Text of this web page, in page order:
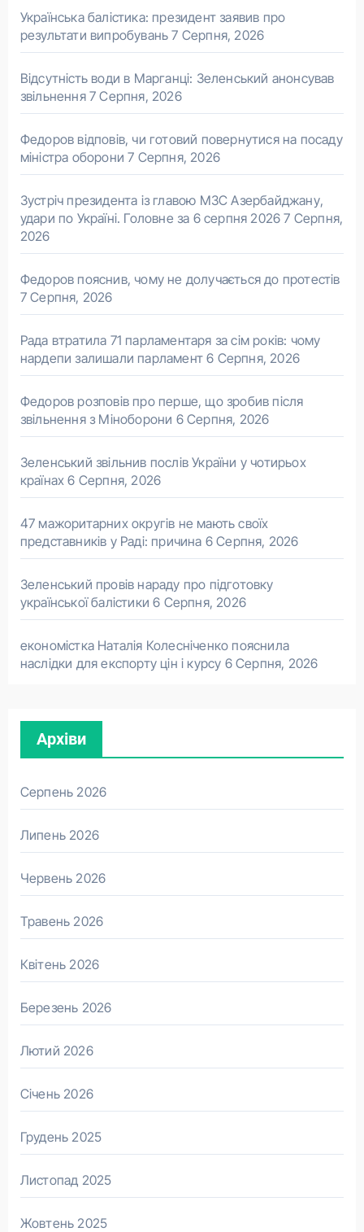
Українська балістика: президент заявив про
результати випробувань 7 Серпня, 2026
Відсутність води в Марганці: Зеленський анонсував
звільнення 7 Серпня, 2026
Федоров відповів, чи готовий повернутися на посаду
міністра оборони 7 Серпня, 2026
Зустріч президента із главою МЗС Азербайджану,
удари по Україні. Головне за 6 серпня 2026 7 Серпня,
2026
Федоров пояснив, чому не долучається до протестів
7 Серпня, 2026
Рада втратила 71 парламентаря за сім років: чому
нардепи залишали парламент 6 Серпня, 2026
Федоров розповів про перше, що зробив після
звільнення з Міноборони 6 Серпня, 2026
Зеленський звільнив послів України у чотирьох
країнах 6 Серпня, 2026
47 мажоритарних округів не мають своїх
представників у Раді: причина 6 Серпня, 2026
Зеленський провів нараду про підготовку
української балістики 6 Серпня, 2026
економістка Наталія Колесніченко пояснила
наслідки для експорту цін і курсу 6 Серпня, 2026
Архіви
Серпень 2026
Липень 2026
Червень 2026
Травень 2026
Квітень 2026
Березень 2026
Лютий 2026
Січень 2026
Грудень 2025
Листопад 2025
Жовтень 2025